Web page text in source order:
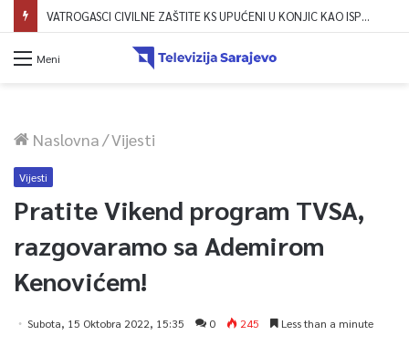
VATROGASCI CIVILNE ZAŠTITE KS UPUĆENI U KONJIC KAO ISPOMOĆ U GAŠENJU POŽARA
Meni
Naslovna/Vijesti
Vijesti
Pratite Vikend program TVSA,
razgovaramo sa Ademirom
Kenovićem!
Subota, 15 Oktobra 2022, 15:35 0 245 Less than a minute